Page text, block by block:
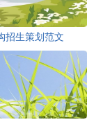
招生策划范文